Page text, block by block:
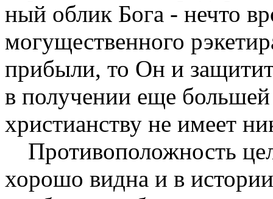
ный облик Бога - нечто
могущественного
прибыли, то Он и защитит
в получении еще
христианству не имеет
Противоположность
хорошо вид­на и в